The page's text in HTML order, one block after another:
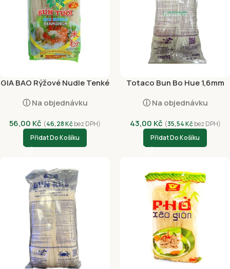
GIA BAO Rýžové Nudle Tenké
ⓘ Na objednávku
56,00 Kč (46,28Kčbez DPH)
Přidat Do Košíku
Totaco Bun Bo Hue 1,6mm
ⓘ Na objednávku
43,00 Kč (35,54Kčbez DPH)
Přidat Do Košíku